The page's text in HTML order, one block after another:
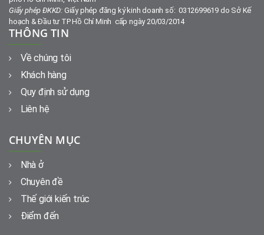
Giấy phép ĐKKD: Giấy phép đăng ký kinh doanh số: 0312699619 do Sở Kế
hoạch & Đầu tư TP Hồ Chí Minh cấp ngày 20/03/2014
THÔNG TIN
Về chúng tôi
Khách hàng
Quy định sử dụng
Liên hệ
CHUYÊN MỤC
Nhà ở
Chuyên đề
Thế giới kiến trúc
Điểm đến